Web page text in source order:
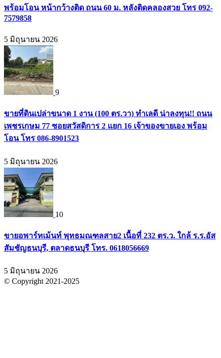
พร้อมโอน หน้ากว้างติด ถนน 60 ม. หลังติดคลองสวย โทร 092-
7579858
5 มิถุนายน 2026
9
ขายที่ดินเปล่าขนาด 1 งาน (100 ตร.วา) ทำเลดี น่าลงทุน!! ถนน
เพชรเกษม 77 ซอยสวัสดิการ 2 แยก 16 เจ้าของขายเอง พร้อม
โอน โทร 086-8901523
5 มิถุนายน 2026
10
ขายอพาร์ทเม้นท์ พุทธมณฑลสาย2 เนื้อที่ 232 ตร.ว. ใกล้ ร.ร.อัส
สัมชัญธนบุรี, ตลาดธนบุรี โทร. 0618056669
5 มิถุนายน 2026
© Copyright 2021-2025